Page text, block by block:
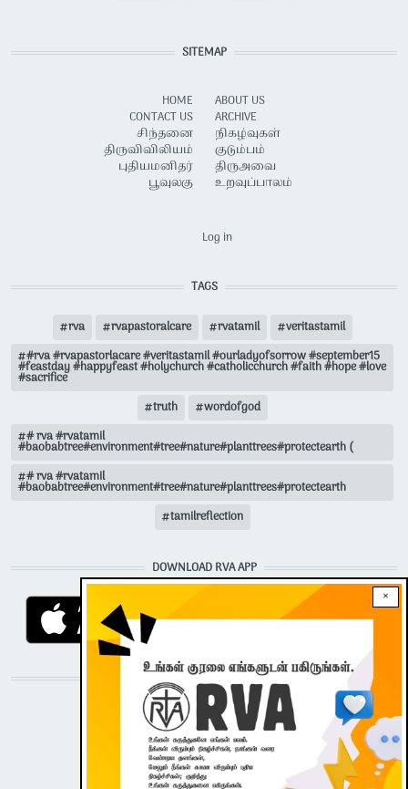
×
SITEMAP
HOME
CONTACT US
சிந்தனை
திருவிவிலியம்
புதியமனிதர்
பூவுலகு
ABOUT US
ARCHIVE
நிகழ்வுகள்
குடும்பம்
திருஅவை
உறவுப்பாலம்
Log in
TAGS
rva rvapastoralcare rvatamil
veritastamil
#rva #rvapastorlacare #veritastamil #ourladyofsorrow #september15
#feastday #happyfeast #holychurch #catholicchurch #faith #hope #love
#sacrifice
truth
wordofgod
# rva #rvatamil
#baobabtree#environment#tree#nature#planttrees#protectearth (
# rva #rvatamil
#baobabtree#environment#tree#nature#planttrees#protectearth
tamilreflection
DOWNLOAD RVA APP
STAY CONNECTED WITH US!